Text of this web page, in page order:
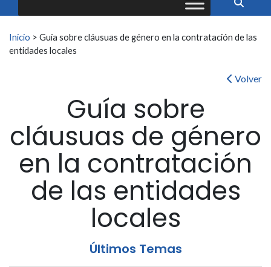
Buscar:
Inicio > Guía sobre cláusuas de género en la contratación de las
entidades locales
Volver
Guía sobre
cláusuas de género
en la contratación
de las entidades
locales
Últimos Temas